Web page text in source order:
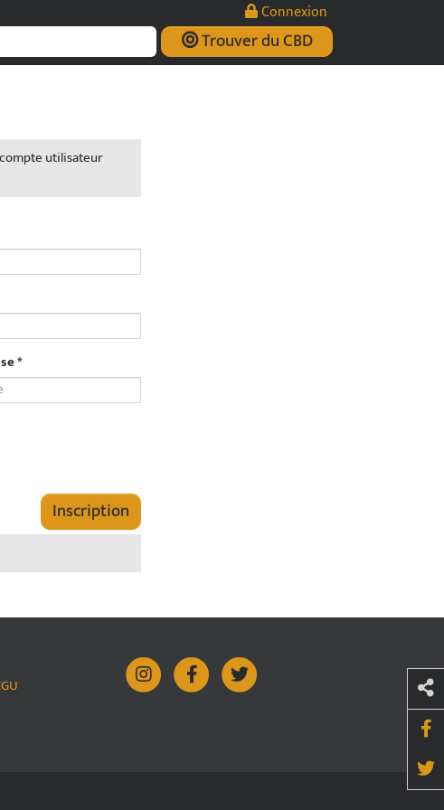
Connexion
Trouver du CBD
utilisateur
*
Inscription